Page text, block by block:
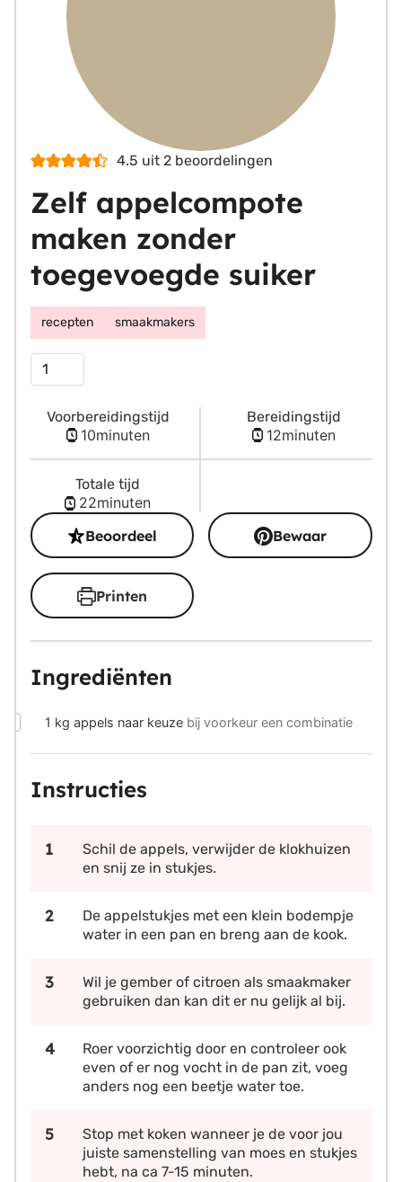
4.5 uit 2beoordelingen
Zelf appelcompote
maken zonder
toegevoegde suiker
recepten smaakmakers
Porties
Voorbereidingstijd
10minuten
minuten
Bereidingstijd
12minuten
minuten
Totale tijd
22minuten
minuten
Beoordeel
Bewaar
Printen
Ingrediënten
1 kg appels naar keuze bij voorkeur een combinatie
Instructies
Schil de appels, verwijder de klokhuizen
en snij ze in stukjes.
De appelstukjes met een klein bodempje
water in een pan en breng aan de kook.
Wil je gember of citroen als smaakmaker
gebruiken dan kan dit er nu gelijk al bij.
Roer voorzichtig door en controleer ook
even of er nog vocht in de pan zit, voeg
anders nog een beetje water toe.
Stop met koken wanneer je de voor jou
juiste samenstelling van moes en stukjes
hebt, na ca 7-15 minuten.